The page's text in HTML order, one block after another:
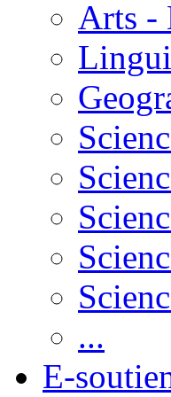
Arts -
...
E-